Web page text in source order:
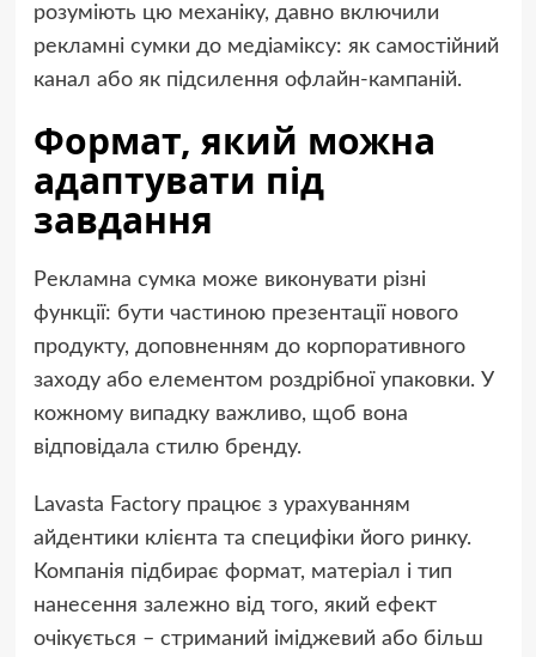
розуміють цю механіку, давно включили
рекламні сумки до медіаміксу: як самостійний
канал або як підсилення офлайн-кампаній.
Формат, який можна
адаптувати під
завдання
Рекламна сумка може виконувати різні
функції: бути частиною презентації нового
продукту, доповненням до корпоративного
заходу або елементом роздрібної упаковки. У
кожному випадку важливо, щоб вона
відповідала стилю бренду.
Lavasta Factory працює з урахуванням
айдентики клієнта та специфіки його ринку.
Компанія підбирає формат, матеріал і тип
нанесення залежно від того, який ефект
очікується – стриманий іміджевий або більш